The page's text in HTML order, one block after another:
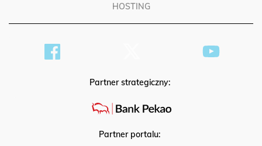
HOSTING
Partner strategiczny:
Partner portalu: